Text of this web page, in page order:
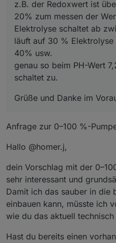
z.B. der Redoxwert ist
20% zum messen der
Elektrolyse schaltet ab
läuft auf 30 %
40% usw.
genau so beim PH-Wert
schaltet zu.
Grüße und Danke im
Anfrage zur 0–100 %-
Hallo @homer.j,
dein Vorschlag mit der
sehr interessant und
Damit ich das sauber in die
einbauen kann, müsste ich
wie du das aktuell
Hast du bereits einen